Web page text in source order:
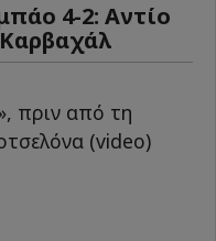
4-2: Αντίο